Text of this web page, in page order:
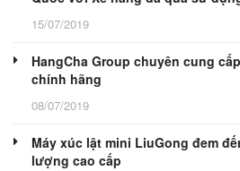
15/07/2019
HangCha Group chuyên cung
chính hãng
08/07/2019
Máy xúc lật mini LiuGong đem
lượng cao cấp